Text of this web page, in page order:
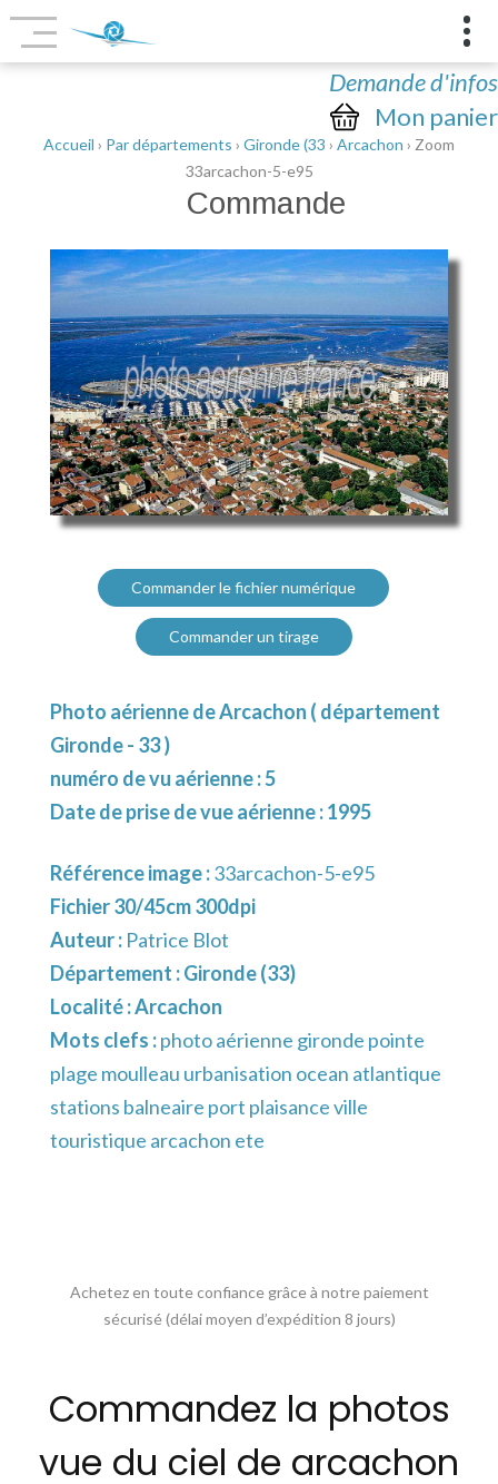
Demande d'infos
Mon panier
Accueil › Par départements › Gironde (33 › Arcachon › Zoom
33arcachon-5-e95
Commande
Commander le fichier numérique
Commander un tirage
Photo aérienne de Arcachon ( département
Gironde - 33 )
numéro de vu aérienne : 5
Date de prise de vue aérienne : 1995
Référence image :33arcachon-5-e95
Fichier 30/45cm 300dpi
Auteur : Patrice Blot
Département :Gironde (33)
Localité :Arcachon
Mots clefs :photo aérienne gironde pointe
plage moulleau urbanisation ocean atlantique
stations balneaire port plaisance ville
touristique arcachon ete
Achetez en toute confiance grâce à notre paiement
sécurisé (délai moyen d’expédition 8 jours)
Commandez la photos
vue du ciel de arcachon